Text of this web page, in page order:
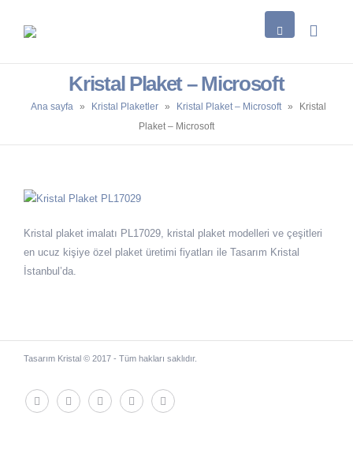
Kristal Plaket – Microsoft
Ana sayfa » Kristal Plaketler » Kristal Plaket – Microsoft »
Kristal
Plaket – Microsoft
Kristal plaket imalatı PL17029, kristal plaket modelleri ve çeşitleri
en ucuz kişiye özel plaket üretimi fiyatları ile Tasarım Kristal
İstanbul’da.
Tasarım Kristal © 2017 - Tüm hakları saklıdır.